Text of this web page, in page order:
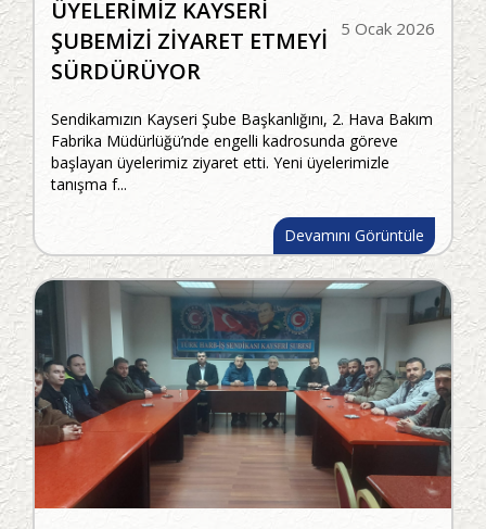
5 Ocak 2026
ÜYELERİMİZ KAYSERİ
ŞUBEMİZİ ZİYARET ETMEYİ
SÜRDÜRÜYOR
Sendikamızın Kayseri Şube Başkanlığını, 2. Hava Bakım
Fabrika Müdürlüğü’nde engelli kadrosunda göreve
başlayan üyelerimiz ziyaret etti. Yeni üyelerimizle
tanışma f...
Devamını Görüntüle